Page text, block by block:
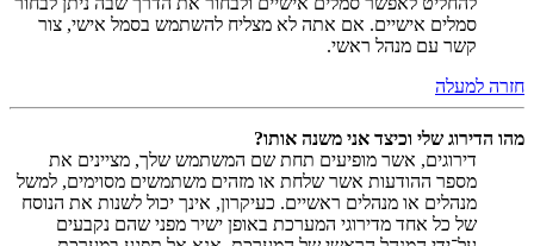
סמלים אישיים. אם אתה לא מצליח להשתמש בסמל אישי, צור
קשר עם מנהל ראשי.
חזרה למעלה
מהו הדירוג שלי וכיצד אני משנה אותו?
דירוגים, אשר מופיעים תחת שם המשתמש שלך, מציינים את
מספר ההודעות אשר שלחת או מזהים משתמשים מסוימים, למשל
מנהלים או מנהלים ראשיים. כעיקרון, אינך יכול לשנות את הנוסח
של כל אחד מדירוגי המערכת באופן ישיר מפני שהם נקבעים